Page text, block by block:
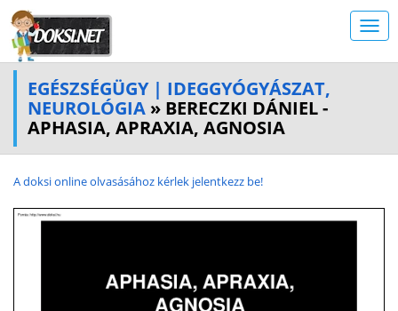
EGÉSZSÉGÜGY | IDEGGYÓGYÁSZAT,
NEUROLÓGIA » BERECZKI DÁNIEL -
APHASIA, APRAXIA, AGNOSIA
A doksi online olvasásához kérlek jelentkezz be!